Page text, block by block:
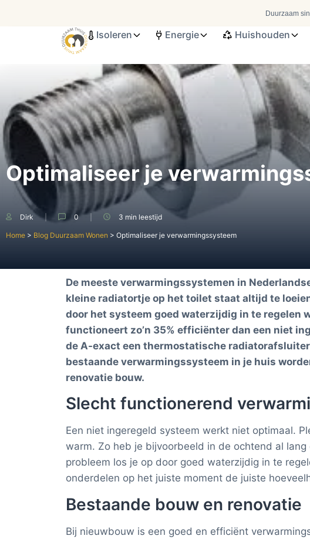
Duurzaam
Isoleren Energie Huishouden
Optimaliseer je
Dirk 0 3 min leestijd
Home > Blog Duurzaam Wonen > Optimaliseer je verwarmingssysteem
De meeste verwarmingssystemen in
kleine radiatortje op het toilet staat altijd te
door het systeem goed waterzijdig in te regelen
functioneert zo’n 35% efficiënter dan een niet
de A-exact een thermostatische
bestaande verwarmingssysteem in je huis
renovatie bouw.
Slecht functionerend
Een niet ingeregeld systeem werkt niet optimaal.
warm. Zo heb je bijvoorbeeld in de ochtend al
probleem los je op door goed waterzijdig in te
onderdelen op het juiste moment de juiste
Bestaande bouw en renovatie
Bij nieuwbouw is een goed en efficiënt